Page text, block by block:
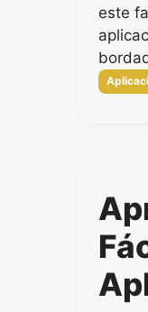
este